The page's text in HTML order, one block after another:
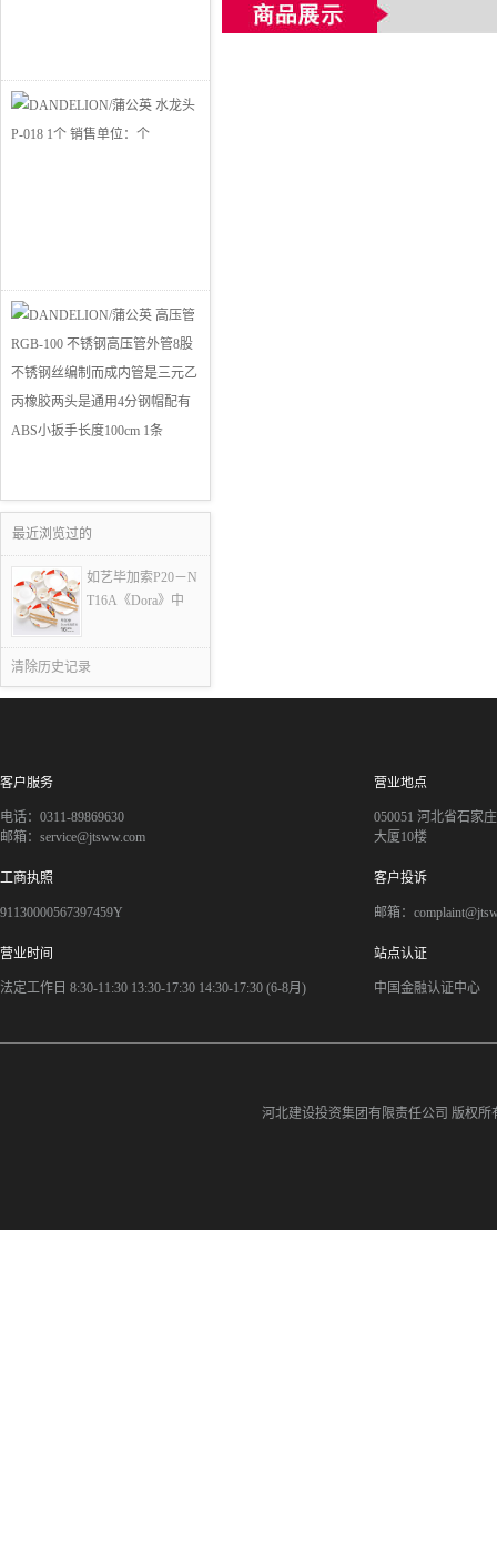
最近浏览过的
如艺毕加索P20－N
T16A《Dora》中
清除历史记录
客户服务
电话：0311-89869630
邮箱：service@jtsww.com
营业地点
050051 河北省石家
大厦10楼
工商执照
91130000567397459Y
客户投诉
邮箱：
营业时间
法定工作日 8:30-11:30 13:30-17:30 14:30-17:30 (6-8月)
站点认证
中国金融认证中心
河北建设投资集团有限责任公司 版权所